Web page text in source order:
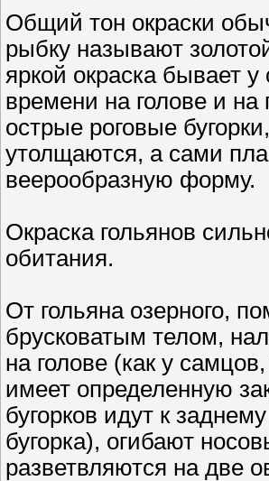
Общий тон окраски
рыбку называют
яркой окраска бывает
времени на голове и на
острые роговые
утолщаются, а сами
веерообразную форму.
Окраска гольянов
обитания.
От гольяна озерного,
брусковатым телом,
на голове (как у
имеет определенную
бугорков идут к
бугорка), огибают
разветвляются на две